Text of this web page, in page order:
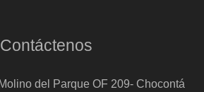
Contáctenos
del Parque OF 209- Chocontá